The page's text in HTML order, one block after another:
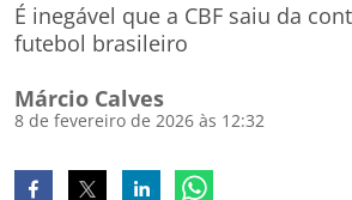
É inegável que a CBF saiu da
futebol brasileiro
Márcio Calves
8 de fevereiro de 2026 às 12:32